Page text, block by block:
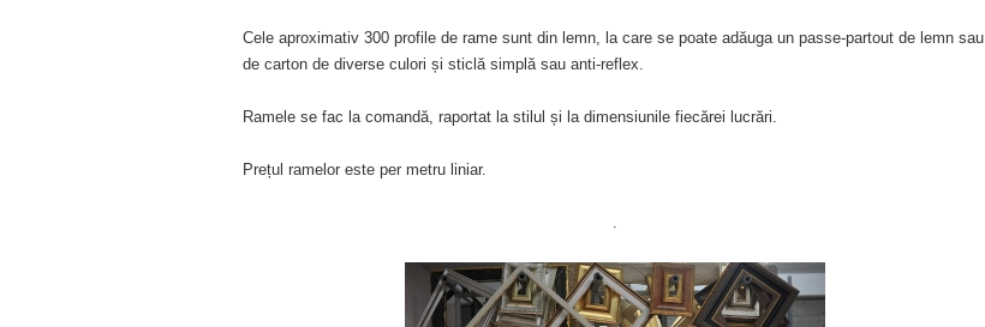
Cele aproximativ 300 profile de rame sunt din lemn, la care se poate adăuga un passe-partout de lemn sau
de carton de diverse culori și sticlă simplă sau anti-reflex.
Ramele se fac la comandă, raportat la stilul și la dimensiunile fiecărei lucrări.
Prețul ramelor este per metru liniar.
.